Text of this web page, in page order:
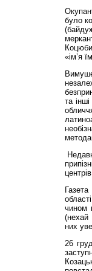
було
«ім’я
та
чином
(нехай
них
26